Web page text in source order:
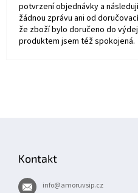
potvrzení objednávky a
žádnou zprávu ani od
že zboží bylo doručeno do
produktem jsem též spokojená.
Kontakt
info@amoruvsip.cz